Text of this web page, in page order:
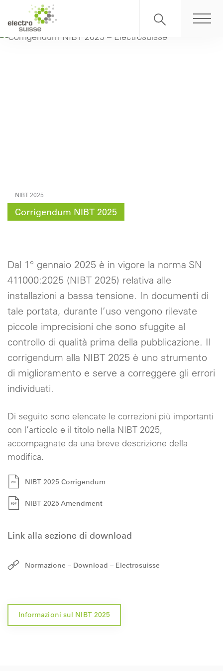
NIBT 2025
Corrigendum NIBT 2025
Dal 1° gennaio 2025 è in vigore la norma SN
411000:2025 (NIBT 2025) relativa alle
installazioni a bassa tensione. In documenti di
tale portata, durante l’uso vengono rilevate
piccole imprecisioni che sono sfuggite al
controllo di qualità prima della pubblicazione. Il
corrigendum alla NIBT 2025 è uno strumento
di miglioramento e serve a correggere gli errori
individuati.
Di seguito sono elencate le correzioni più importanti
con l’articolo e il titolo nella NIBT 2025,
accompagnate da una breve descrizione della
modifica.
NIBT 2025 Corrigendum
NIBT 2025 Amendment
Link alla sezione di download
Normazione – Download – Electrosuisse
Informazioni sul NIBT 2025